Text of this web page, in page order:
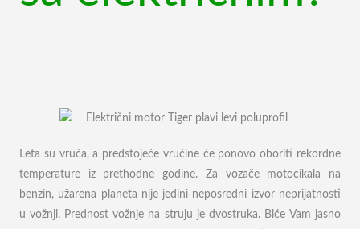
Leta su vruća, a predstojeće vrućine će ponovo oboriti rekordne
temperature iz prethodne godine. Za vozače motocikala na
benzin, užarena planeta nije jedini neposredni izvor neprijatnosti
u vožnji. Prednost vožnje na struju je dvostruka. Biće Vam jasno